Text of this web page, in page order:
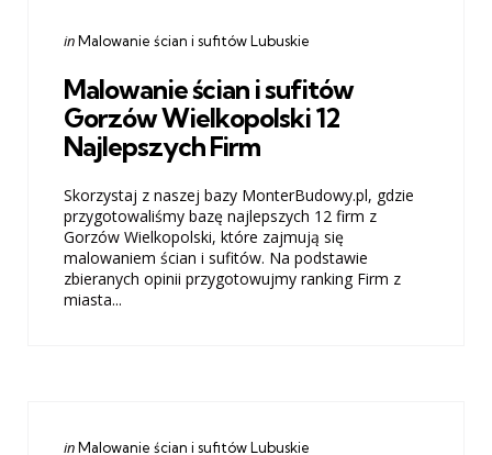
Categories
Posted
inMalowanie ścian i sufitów Lubuskie
Malowanie ścian i sufitów
Gorzów Wielkopolski 12
Najlepszych Firm
Skorzystaj z naszej bazy MonterBudowy.pl, gdzie
przygotowaliśmy bazę najlepszych 12 firm z
Gorzów Wielkopolski, które zajmują się
malowaniem ścian i sufitów. Na podstawie
zbieranych opinii przygotowujmy ranking Firm z
miasta...
Categories
Posted
inMalowanie ścian i sufitów Lubuskie